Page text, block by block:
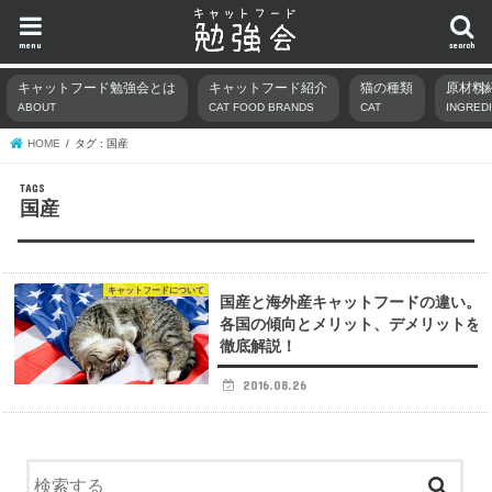
search
menu
キャットフード勉強会とは
ABOUT
キャットフード紹介
CAT FOOD BRANDS
猫の種類
CAT
原材料
HOME タグ : 国産
国産
キャットフードについて
国産と海外産キャットフードの違い。
各国の傾向とメリット、デメリットを
徹底解説！
2016.08.26